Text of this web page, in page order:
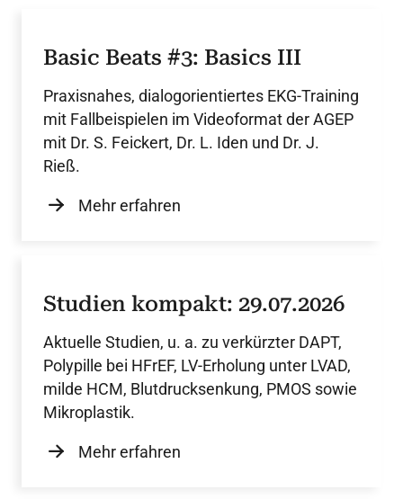
Basic Beats #3: Basics III
Praxisnahes, dialogorientiertes EKG-Training
mit Fallbeispielen im Videoformat der AGEP
mit Dr. S. Feickert, Dr. L. Iden und Dr. J.
Rieß.
Mehr erfahren
Studien kompakt: 29.07.2026
Aktuelle Studien, u. a. zu verkürzter DAPT,
Polypille bei HFrEF, LV-Erholung unter LVAD,
milde HCM, Blutdrucksenkung, PMOS sowie
Mikroplastik.
Mehr erfahren